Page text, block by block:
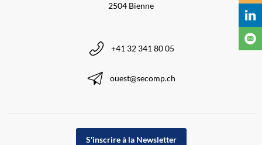
2504 Bienne
+41 32 341 80 05
ouest@secomp.ch
S'inscrire à la Newsletter